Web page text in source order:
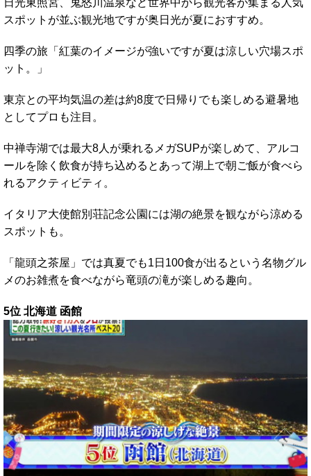
日光東照宮、鬼怒川温泉など世界中から観光客が集まる人気
スポットが並ぶ観光地ですが奥日光が夏におすすめ。
四季の旅「紅葉のイメージが強いですが夏は涼しい穴場スポ
ット。」
東京との平均気温の差は約8度で日帰りでも楽しめる避暑地
としてプロも注目。
中禅寺湖では最大8人が乗れるメガSUPが楽しめて、アルコ
ールを除く飲食が持ち込めるとあって湖上で朝ご飯が食べら
れるアクティビティ。
イタリア大使館別荘記念公園には湖の絶景を観ながら涼める
スポットも。
「龍頭之茶屋」では真夏でも1日100食が出るという名物グル
メのお雑煮を食べながら竜頭の滝が楽しめる趣向。
5位 北海道 函館